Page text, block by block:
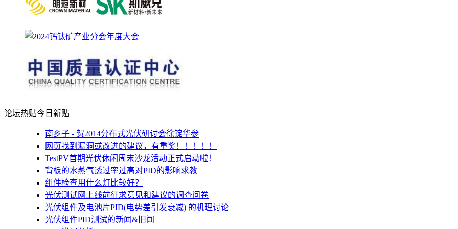
论坛热贴今日新贴
南乡子 - 贺2014分布式光伏研讨会徐锭华参
网页找到漏洞或改进的建议，有重奖！！！！！
TestPV首期光伏休闲周末沙龙活动正式启动啦！
背板的水蒸气透过率过高对PID的影响求教
组件检查用什么灯比较好？
光伏测试网上线前征求意见和建议的调查问卷
光伏组件及电池片PID(电势差引发衰减) 的机理讨论
光伏组件PID测试的新闻&旧闻